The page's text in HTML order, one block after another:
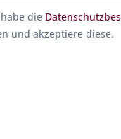
die
und akzeptiere diese.